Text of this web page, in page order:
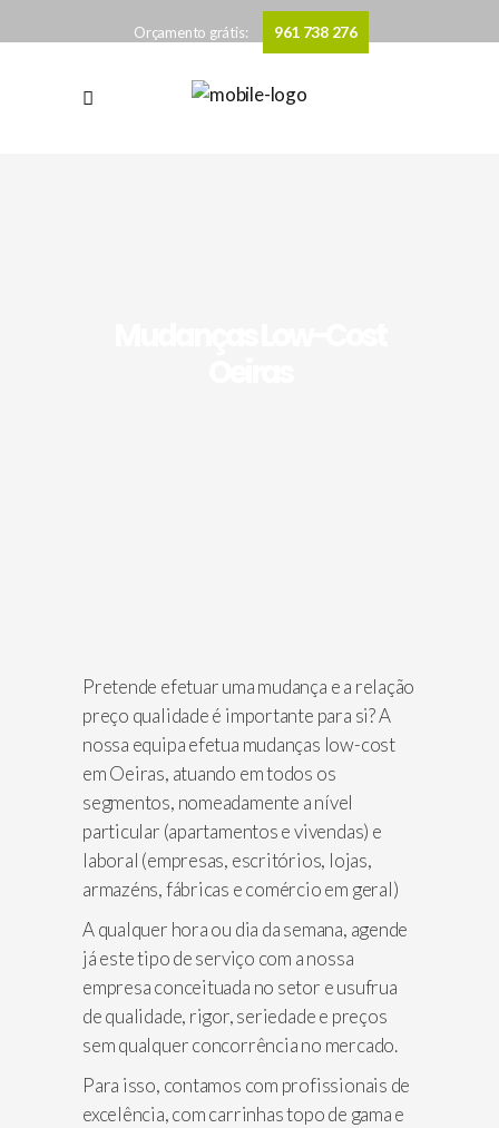
Orçamento grátis: 961 738 276
Pretende efetuar uma mudança e a relação
preço qualidade é importante para si? A
nossa equipa efetua mudanças low-cost
em Oeiras, atuando em todos os
segmentos, nomeadamente a nível
particular (apartamentos e vivendas) e
laboral (empresas, escritórios, lojas,
armazéns, fábricas e comércio em geral)
A qualquer hora ou dia da semana, agende
já este tipo de serviço com a nossa
empresa conceituada no setor e usufrua
de qualidade, rigor, seriedade e preços
sem qualquer concorrência no mercado.
Para isso, contamos com profissionais de
excelência, com carrinhas topo de gama e